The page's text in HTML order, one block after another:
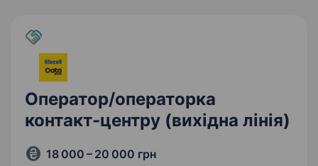
Оператор/операторка
контакт-центру (вихідна лінія)
18 000 – 20 000 грн